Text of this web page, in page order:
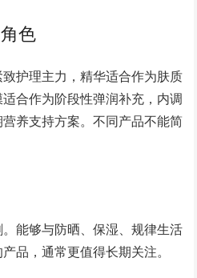
色
护理主力，精华适合作为肤质
合作为阶段性弹润补充，内调
养支持方案。不同产品不能简
能够与防晒、保湿、规律生活
品，通常更值得长期关注。